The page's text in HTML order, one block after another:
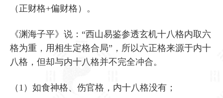
（正财格+偏财格）。
《渊海子平》说：“西山易鉴参透玄机十八格内取六
格为重，用相生定格合局”，所以六正格来源于内十
八格，但却与内十八格并不完全冲合。
（1）如食神格、伤官格，内十八格没有；